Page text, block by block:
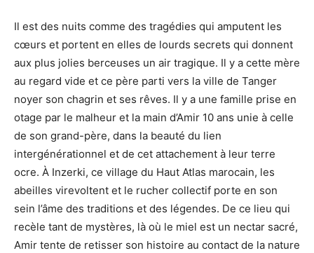
Il est des nuits comme des tragédies qui amputent les
cœurs et portent en elles de lourds secrets qui donnent
aux plus jolies berceuses un air tragique. Il y a cette mère
au regard vide et ce père parti vers la ville de Tanger
noyer son chagrin et ses rêves. Il y a une famille prise en
otage par le malheur et la main d’Amir 10 ans unie à celle
de son grand-père, dans la beauté du lien
intergénérationnel et de cet attachement à leur terre
ocre. À Inzerki, ce village du Haut Atlas marocain, les
abeilles virevoltent et le rucher collectif porte en son
sein l’âme des traditions et des légendes. De ce lieu qui
recèle tant de mystères, là où le miel est un nectar sacré,
Amir tente de retisser son histoire au contact de la nature